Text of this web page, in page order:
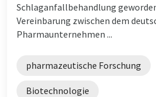
Schlaganfallbehandlung
Vereinbarung zwischen dem
Pharmaunternehmen ...
pharmazeutische Forschung
Biotechnologie